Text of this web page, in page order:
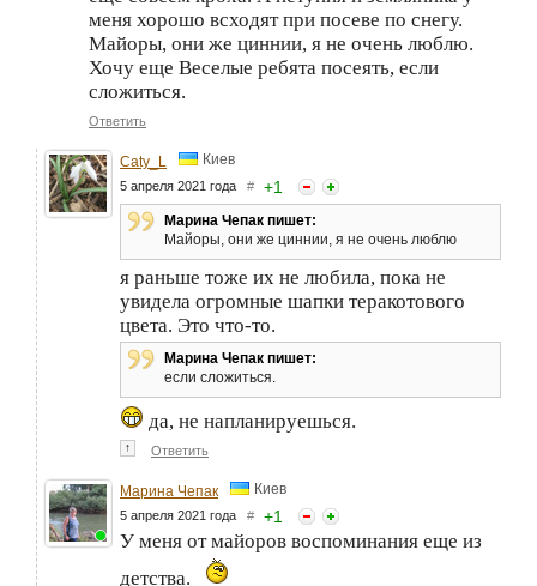
меня хорошо всходят при посеве по снегу.
Майоры, они же циннии, я не очень люблю.
Хочу еще Веселые ребята посеять, если
сложиться.
Ответить
Caty_L Киев
5 апреля 2021 года # +1
Марина Чепак пишет:
Майоры, они же циннии, я не очень люблю
я раньше тоже их не любила, пока не
увидела огромные шапки теракотового
цвета. Это что-то.
Марина Чепак пишет:
если сложиться.
да, не напланируешься.
↑ Ответить
Марина Чепак Киев
5 апреля 2021 года # +1
У меня от майоров воспоминания еще из
детства.